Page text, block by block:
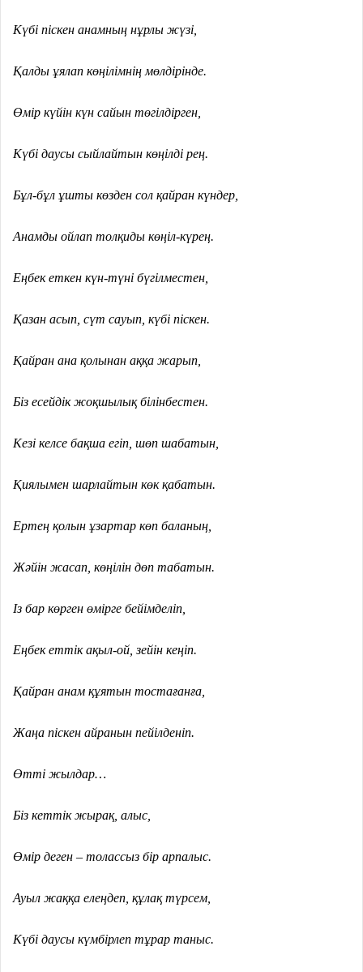
Күбі піскен анамның нұрлы жүзі,
Қалды ұялап көңілімнің мөлдірінде.
Өмір күйін күн сайын төгілдірген,
Күбі даусы сыйлайтын көңілді рең.
Бұл-бұл ұшты көзден сол қайран күндер,
Анамды ойлап толқиды көңіл-күрең.
Еңбек еткен күн-түні бүгілместен,
Қазан асып, сүт сауып, күбі піскен.
Қайран ана қолынан аққа жарып,
Біз есейдік жоқшылық білінбестен.
Кезі келсе бақша егіп, шөп шабатын,
Қиялымен шарлайтын көк қабатын.
Ертең қолын ұзартар көп баланың,
Жәйін жасап, көңілін дөп табатын.
Із бар көрген өмірге бейімделіп,
Еңбек еттік ақыл-ой, зейін кеңіп.
Қайран анам құятын тостағанға,
Жаңа піскен айранын пейілденіп.
Өтті жылдар…
Біз кеттік жырақ, алыс,
Өмір деген – толассыз бір арпалыс.
Ауыл жаққа елеңдеп, құлақ түрсем,
Күбі даусы күмбірлеп тұрар таныс.